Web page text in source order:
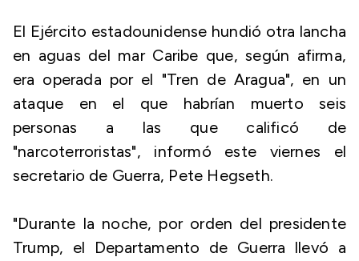
El Ejército estadounidense hundió otra lancha
en aguas del mar Caribe que, según afirma,
era operada por el "Tren de Aragua", en un
ataque en el que habrían muerto seis
personas a las que calificó de
"narcoterroristas", informó este viernes el
secretario de Guerra, Pete Hegseth.
"Durante la noche, por orden del presidente
Trump, el Departamento de Guerra llevó a